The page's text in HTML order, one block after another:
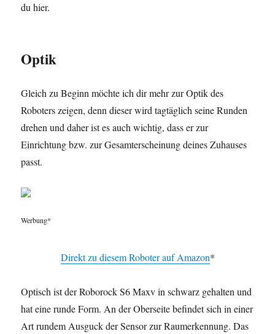
du hier.
Optik
Gleich zu Beginn möchte ich dir mehr zur Optik des
Roboters zeigen, denn dieser wird tagtäglich seine Runden
drehen und daher ist es auch wichtig, dass er zur
Einrichtung bzw. zur Gesamterscheinung deines Zuhauses
passt.
Werbung*
Direkt zu diesem Roboter auf Amazon*
Optisch ist der Roborock S6 Maxv in schwarz gehalten und
hat eine runde Form. An der Oberseite befindet sich in einer
Art rundem Ausguck der Sensor zur Raumerkennung. Das